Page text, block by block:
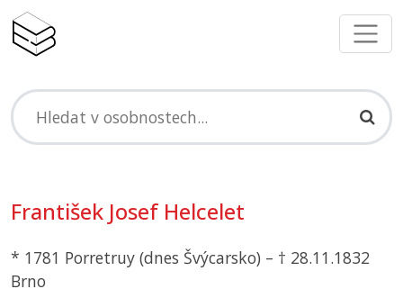
František Josef Helcelet
* 1781 Porretruy (dnes Švýcarsko) – † 28.11.1832
Brno